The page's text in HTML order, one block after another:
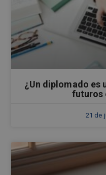
¿Un diplomado es
futuros
21 de